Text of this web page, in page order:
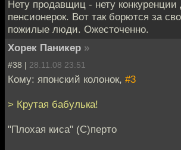
Нету продавщиц - нету конкуренции
пенсионерок. Вот так борются за
пожилые люди. Ожесточенно.
Хорек Паникер »
#38 | 28.11.08 23:51
Кому: японский колонок, #3
> Крутая бабулька!
"Плохая киса" (С)перто